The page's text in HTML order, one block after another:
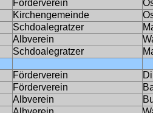
Förderverein
Kirchengemeinde
Schdoalegratzer
Albverein
Schdoalegratzer
Förderverein
Förderverein
Albverein